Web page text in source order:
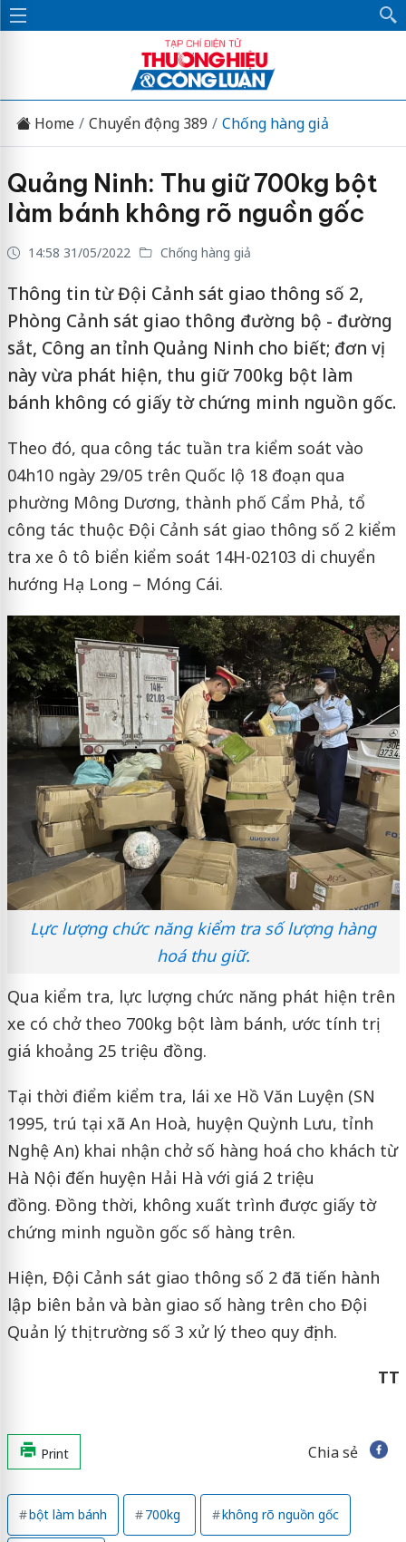
Home Chuyển động 389 Chống hàng giả
Quảng Ninh: Thu giữ 700kg bột
làm bánh không rõ nguồn gốc
14:58 31/05/2022 Chống hàng giả
Thông tin từ Đội Cảnh sát giao thông số 2,
Phòng Cảnh sát giao thông đường bộ - đường
sắt, Công an tỉnh Quảng Ninh cho biết; đơn vị
này vừa phát hiện, thu giữ 700kg bột làm
bánh không có giấy tờ chứng minh nguồn gốc.
Theo đó, qua công tác tuần tra kiểm soát vào
04h10 ngày 29/05 trên Quốc lộ 18 đoạn qua
phường Mông Dương, thành phố Cẩm Phả, tổ
công tác thuộc Đội Cảnh sát giao thông số 2 kiểm
tra xe ô tô biển kiểm soát 14H-02103 di chuyển
hướng Hạ Long – Móng Cái.
Lực lượng chức năng kiểm tra số lượng hàng
hoá thu giữ.
Qua kiểm tra, lực lượng chức năng phát hiện trên
xe có chở theo 700kg bột làm bánh, ước tính trị
giá khoảng 25 triệu đồng.
Tại thời điểm kiểm tra, lái xe Hồ Văn Luyện (SN
1995, trú tại xã An Hoà, huyện Quỳnh Lưu, tỉnh
Nghệ An) khai nhận chở số hàng hoá cho khách từ
Hà Nội đến huyện Hải Hà với giá 2 triệu
đồng. Đồng thời, không xuất trình được giấy tờ
chứng minh nguồn gốc số hàng trên.
Hiện, Đội Cảnh sát giao thông số 2 đã tiến hành
lập biên bản và bàn giao số hàng trên cho Đội
Quản lý thị trường số 3 xử lý theo quy định.
TT
Print Chia sẻ
bột làm bánh 700kg không rõ nguồn gốc